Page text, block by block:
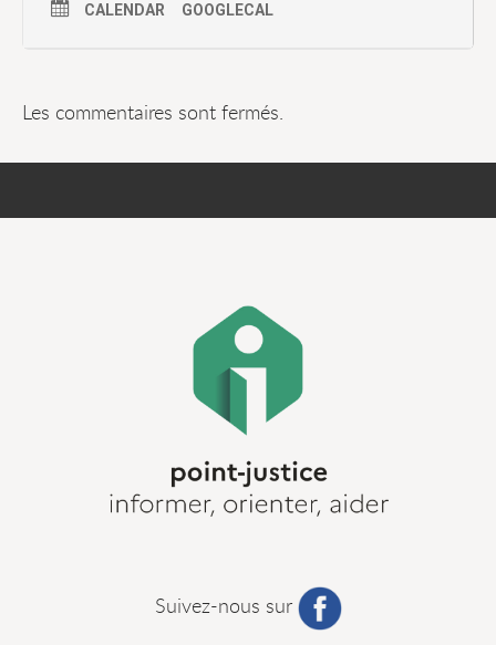
CALENDAR GOOGLECAL
Les commentaires sont fermés.
Suivez-nous sur